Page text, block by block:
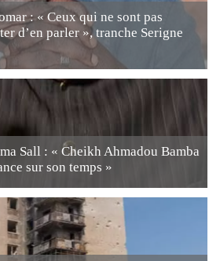
: « Ceux qui ne sont pas
d’en parler », tranche Serigne
Sall : « Cheikh Ahmadou Bamba
sur son temps »